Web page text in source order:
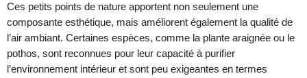
Ces petits points de nature apportent non seulement une
composante esthétique, mais améliorent également la qualité de
l’air ambiant. Certaines espèces, comme la plante araignée ou le
pothos, sont reconnues pour leur capacité à purifier
l’environnement intérieur et sont peu exigeantes en termes